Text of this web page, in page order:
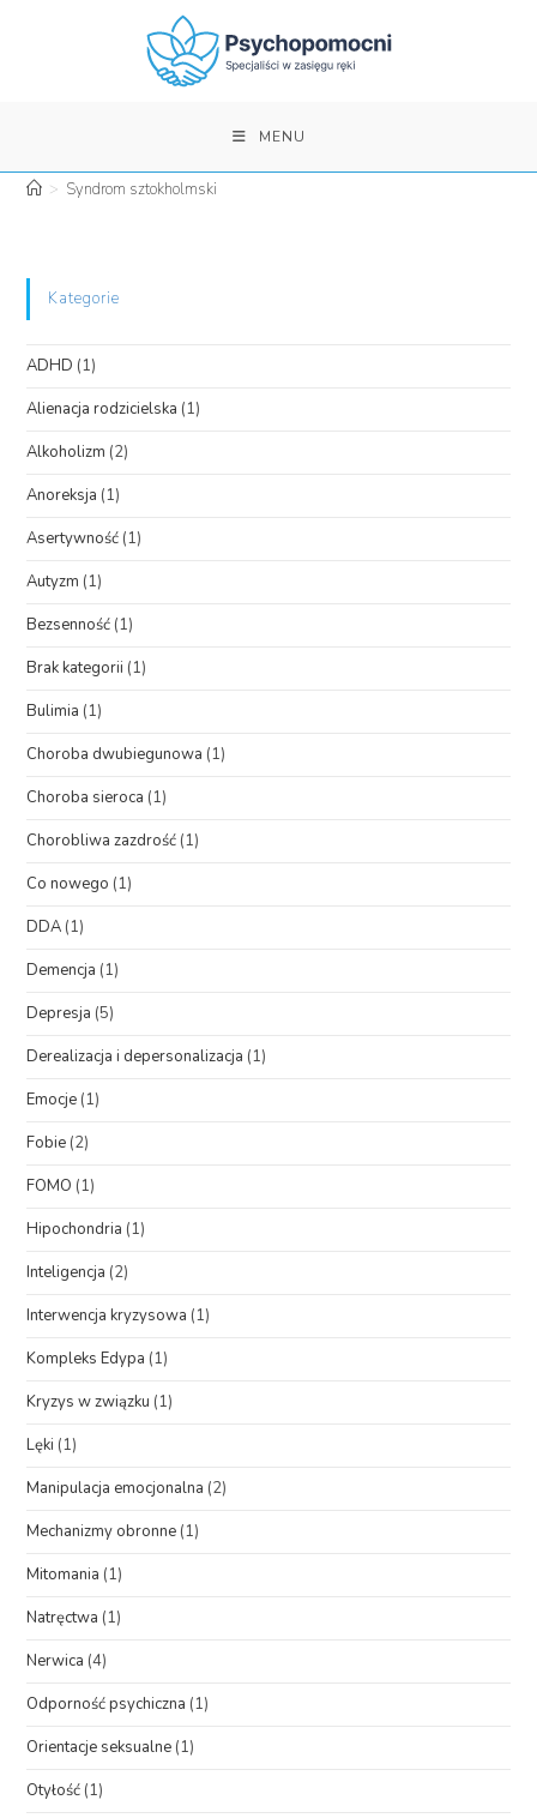
MENU
> Syndrom sztokholmski
Kategorie
ADHD (1)
Alienacja rodzicielska (1)
Alkoholizm (2)
Anoreksja (1)
Asertywność (1)
Autyzm (1)
Bezsenność (1)
Brak kategorii (1)
Bulimia (1)
Choroba dwubiegunowa (1)
Choroba sieroca (1)
Chorobliwa zazdrość (1)
Co nowego (1)
DDA (1)
Demencja (1)
Depresja (5)
Derealizacja i depersonalizacja (1)
Emocje (1)
Fobie (2)
FOMO (1)
Hipochondria (1)
Inteligencja (2)
Interwencja kryzysowa (1)
Kompleks Edypa (1)
Kryzys w związku (1)
Lęki (1)
Manipulacja emocjonalna (2)
Mechanizmy obronne (1)
Mitomania (1)
Natręctwa (1)
Nerwica (4)
Odporność psychiczna (1)
Orientacje seksualne (1)
Otyłość (1)